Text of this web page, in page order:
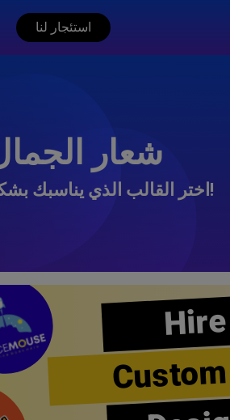
استئجار لنا
شعار
اختر القالب الذي يناسبك بشكل أفضل!